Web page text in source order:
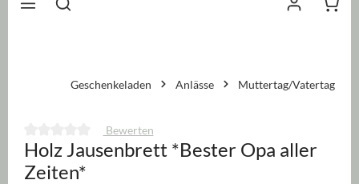
Geschenkeladen Anlässe Muttertag/Vatertag
Durchschnittliche Bewertung von 0 von 5 Sternen
Bewerten
Holz Jausenbrett *Bester Opa aller
Zeiten*